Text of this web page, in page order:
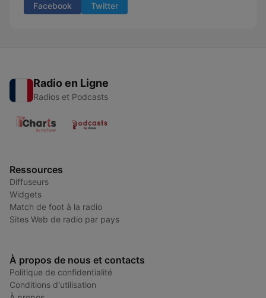
Facebook Twitter
Radio en Ligne
Radios et Podcasts
Ressources
Diffuseurs
Widgets
Match de foot à la radio
Sites Web de radio par pays
À propos de nous et contacts
Politique de confidentialité
Conditions d'utilisation